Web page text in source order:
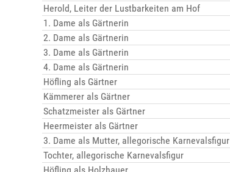
Herold, Leiter der Lustbarkeiten am Hof
1. Dame als Gärtnerin
2. Dame als Gärtnerin
3. Dame als Gärtnerin
4. Dame als Gärtnerin
Höfling als Gärtner
Kämmerer als Gärtner
Schatzmeister als Gärtner
Heermeister als Gärtner
3. Dame als Mutter, allegorische Karnevalsfigur
Tochter, allegorische Karnevalsfigur